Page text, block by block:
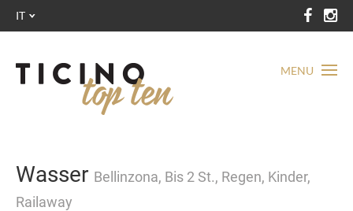
MENU
IT
Wasser Bellinzona, Bis 2 St., Regen, Kinder,
Railaway